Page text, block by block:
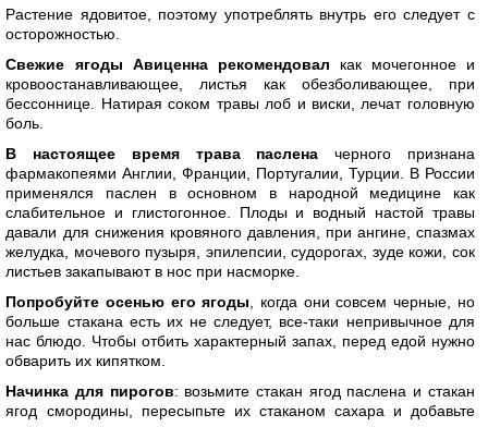
Растение ядовитое, поэтому употреблять внутрь его следует с
осторожностью.
Свежие ягоды Авиценна рекомендовал как мочегонное и
кровоостанавливающее, листья как обезболивающее, при
бессоннице. Натирая соком травы лоб и виски, лечат головную
боль.
В настоящее время трава паслена черного признана
фармакопеями Англии, Франции, Португалии, Турции. В России
применялся паслен в основном в народной медицине как
слабительное и глистогонное. Плоды и водный настой травы
давали для снижения кровяного давления, при ангине, спазмах
желудка, мочевого пузыря, эпилепсии, судорогах, зуде кожи, сок
листьев закапывают в нос при насморке.
Попробуйте осенью его ягоды , когда они совсем черные, но
больше стакана есть их не следует, все-таки непривычное для
нас блюдо. Чтобы отбить характерный запах, перед едой нужно
обварить их кипятком.
Начинка для пирогов: возьмите стакан ягод паслена и стакан
ягод смородины, пересыпьте их стаканом сахара и добавьте